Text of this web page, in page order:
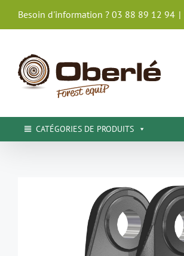
Besoin d'information ? 03 88 89 12 94 |
CATÉGORIES DE PRODUITS